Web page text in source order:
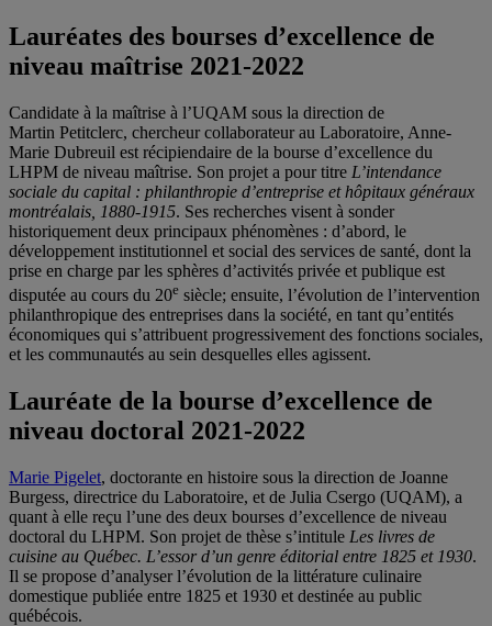
Lauréates des bourses d’excellence de
niveau maîtrise 2021-2022
Candidate à la maîtrise à l’UQAM sous la direction de
Martin Petitclerc, chercheur collaborateur au Laboratoire, Anne-
Marie Dubreuil est récipiendaire de la bourse d’excellence du
LHPM de niveau maîtrise. Son projet a pour titre L’intendance
sociale du capital : philanthropie d’entreprise et hôpitaux généraux
montréalais, 1880-1915. Ses recherches visent à sonder
historiquement deux principaux phénomènes : d’abord, le
développement institutionnel et social des services de santé, dont la
prise en charge par les sphères d’activités privée et publique est
disputée au cours du 20e siècle; ensuite, l’évolution de l’intervention
philanthropique des entreprises dans la société, en tant qu’entités
économiques qui s’attribuent progressivement des fonctions sociales,
et les communautés au sein desquelles elles agissent.
Lauréate de la bourse d’excellence de
niveau doctoral 2021-2022
Marie Pigelet, doctorante en histoire sous la direction de Joanne
Burgess, directrice du Laboratoire, et de Julia Csergo (UQAM), a
quant à elle reçu l’une des deux bourses d’excellence de niveau
doctoral du LHPM. Son projet de thèse s’intitule Les livres de
cuisine au Québec. L’essor d’un genre éditorial entre 1825 et 1930.
Il se propose d’analyser l’évolution de la littérature culinaire
domestique publiée entre 1825 et 1930 et destinée au public
québécois.